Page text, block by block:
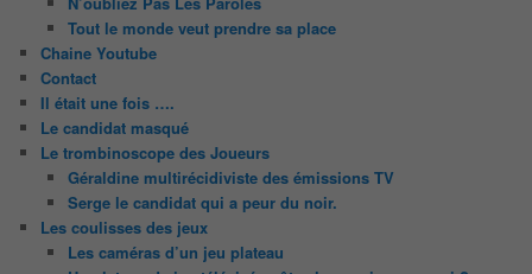
Tout le monde veut prendre sa place
Chaine Youtube
Contact
Il était une fois ….
Le candidat masqué
Le trombinoscope des Joueurs
Géraldine multirécidiviste des émissions TV
Serge le candidat qui a peur du noir.
Les coulisses des jeux
Les caméras d’un jeu plateau